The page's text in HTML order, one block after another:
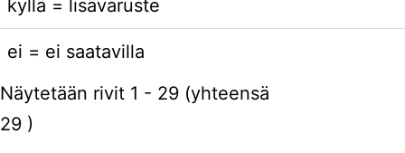
kyllä = lisävaruste
ei = ei saatavilla
Näytetään rivit 1 - 29 (yhteensä
29 )